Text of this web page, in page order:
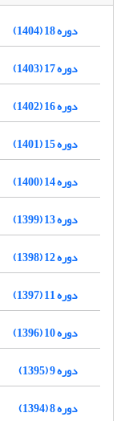
دوره 18 (1404)
دوره 17 (1403)
دوره 16 (1402)
دوره 15 (1401)
دوره 14 (1400)
دوره 13 (1399)
دوره 12 (1398)
دوره 11 (1397)
دوره 10 (1396)
دوره 9 (1395)
دوره 8 (1394)